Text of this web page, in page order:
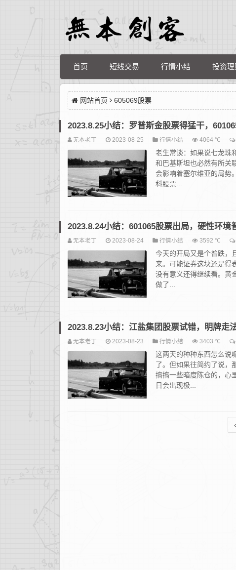
首页 短线交易 行情小结 投资理
网站首页 605069股票
2023.8.25小结：罗普斯金股票得猛干，
无本老丁 2023-08-25 行情小结 4064 ℃
老生常谈：如果说七龙珠
和巴基斯坦也必然有所关
会影响着塞尔维亚的局势
科股票...
2023.8.24小结：601065股票出局，硬性环境
无本老丁 2023-08-24 行情小结 3592 ℃
今天的开局又是个普跌，
来。可能证券这块还是得
没有意义还得继续看。黄
做了...
2023.8.23小结：江盐集团股票试错，明牌走
无本老丁 2023-08-23 行情小结 3403 ℃
这两天的种种东西怎么说
了。但如果往简约了说，
搞搞一些暗度陈仓的，心
日会出现极...